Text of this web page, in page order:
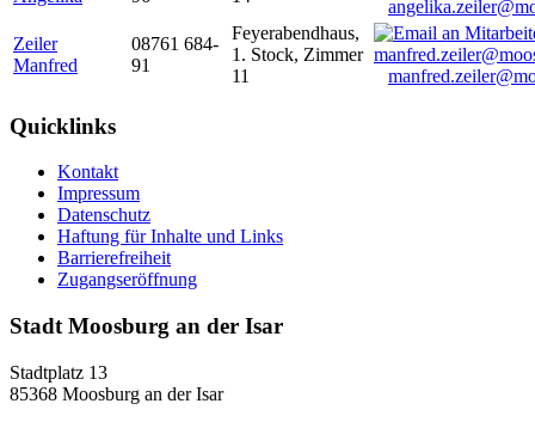
Zeiler
Manfred
08761 684-
91
Feyerabendhaus,
1. Stock, Zimmer
11
Quicklinks
Kontakt
Impressum
Datenschutz
Haftung für Inhalte und Links
Barrierefreiheit
Zugangseröffnung
Stadt Moosburg an der Isar
Stadtplatz 13
85368 Moosburg an der Isar